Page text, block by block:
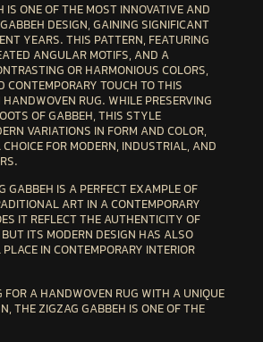
IS ONE OF THE MOST INNOVATIVE AND
DESIGN, GAINING SIGNIFICANT
YEARS. THIS PATTERN, FEATURING
ANGULAR MOTIFS, AND A
OR HARMONIOUS COLORS,
TOUCH TO THIS
RUG. WHILE PRESERVING
OF GABBEH, THIS STYLE
VARIATIONS IN FORM AND COLOR,
FORMODERN, INDUSTRIAL, AND
.
GABBEH IS A PERFECT EXAMPLE OF
ART IN A CONTEMPORARY
IT REFLECT THE AUTHENTICITY OF
ITS MODERN DESIGN HAS ALSO
IN CONTEMPORARY INTERIOR
FOR AHANDWOVEN RUG WITH A UNIQUE
, THE ZIGZAG GABBEH IS ONE OF THE